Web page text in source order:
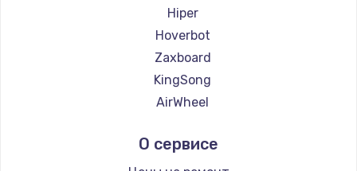
Hiper
Hoverbot
Zaxboard
KingSong
AirWheel
Hunter
О сервисе